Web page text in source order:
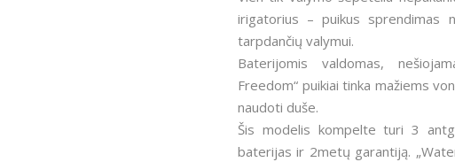
irigatorius – puikus sprendimas
tarpdančių valymui.
Baterijomis valdomas,
Freedom“ puikiai tinka mažiems
naudoti duše.
Šis modelis kompelte turi 3
baterijas ir 2metų garantiją.